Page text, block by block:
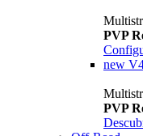
PVP
new
PVP